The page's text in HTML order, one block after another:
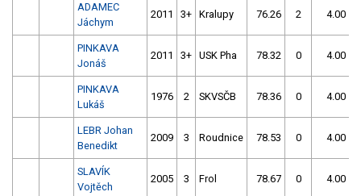
ADAMEC
Jáchym
2011 3+ Kralupy 76.26 2 4.00
PINKAVA
Jonáš
2011 3+ USK Pha 78.32 0 4.00
PINKAVA
Lukáš
1976 2 SKVSČB 78.36 0 4.00
LEBR Johan
Benedikt
2009 3 Roudnice 78.53 0 4.00
SLAVÍK
Vojtěch
2005 3 Frol 78.67 0 4.00